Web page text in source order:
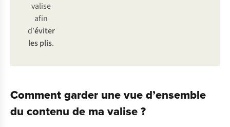
valise
afin
d’éviter
les plis.
Comment garder une vue d’ensemble
du contenu de ma valise ?